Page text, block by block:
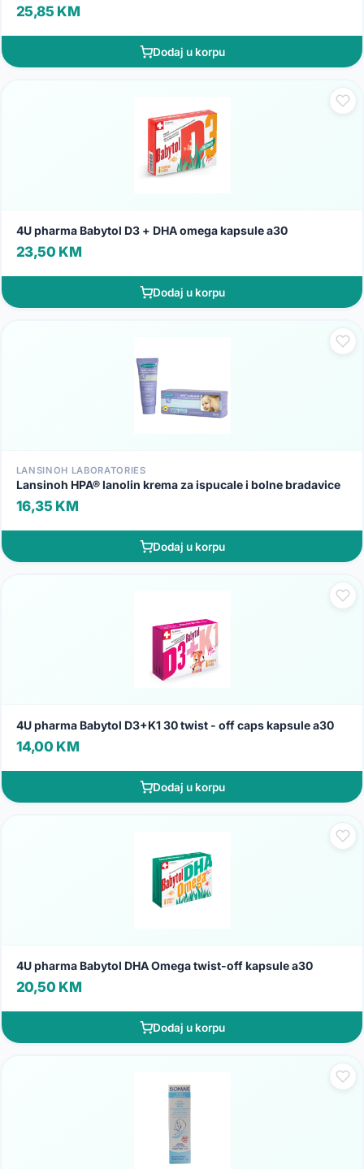
25,85 KM
Dodaj u korpu
4U pharma Babytol D3 + DHA omega kapsule a30
23,50 KM
Dodaj u korpu
LANSINOH LABORATORIES
Lansinoh HPA® lanolin krema za ispucale i bolne bradavice
16,35 KM
Dodaj u korpu
4U pharma Babytol D3+K1 30 twist - off caps kapsule a30
14,00 KM
Dodaj u korpu
4U pharma Babytol DHA Omega twist-off kapsule a30
20,50 KM
Dodaj u korpu